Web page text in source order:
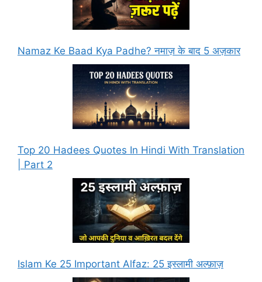
Namaz Ke Baad Kya Padhe? नमाज़ के बाद 5 अज़कार
Top 20 Hadees Quotes In Hindi With Translation
| Part 2
Islam Ke 25 Important Alfaz: 25 इस्लामी अल्फ़ाज़